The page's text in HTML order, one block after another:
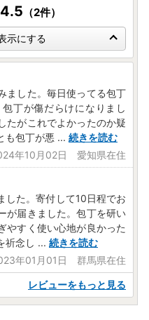
4.5 （2件）
示にする
ました。毎日使ってる包丁
丁が傷だらけになりまし
たがこれでよかったのか疑
も包丁が悪 ... 続きを読む
年10月02日 愛知県在住
した。寄付して10日程でお
が届きました。包丁を研い
やすく使い心地が良かった
祈念し ... 続きを読む
年01月01日 群馬県在住
レビューをもっと見る